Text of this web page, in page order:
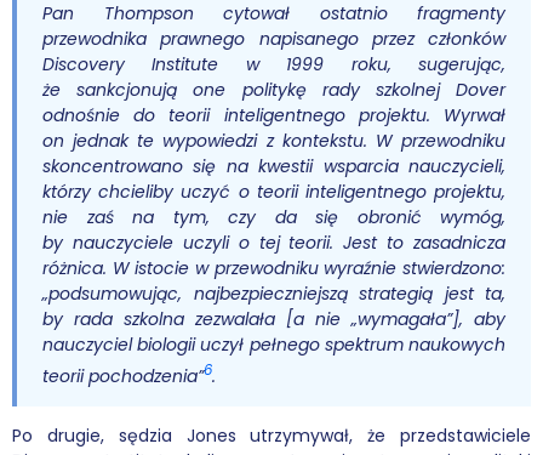
Pan Thompson cytował ostatnio fragmenty
przewodnika prawnego napisanego przez członków
Discovery Institute w 1999 roku, sugerując,
że sankcjonują one politykę rady szkolnej Dover
odnośnie do teorii inteligentnego projektu. Wyrwał
on jednak te wypowiedzi z kontekstu. W przewodniku
skoncentrowano się na kwestii wsparcia nauczycieli,
którzy chcieliby uczyć o teorii inteligentnego projektu,
nie zaś na tym, czy da się obronić wymóg,
by nauczyciele uczyli o tej teorii. Jest to zasadnicza
różnica. W istocie w przewodniku wyraźnie stwierdzono:
„podsumowując, najbezpieczniejszą strategią jest ta,
by rada szkolna zezwalała [a nie „wymagała”], aby
nauczyciel biologii uczył pełnego spektrum naukowych
teorii pochodzenia”6.
Po drugie, sędzia Jones utrzymywał, że przedstawiciele